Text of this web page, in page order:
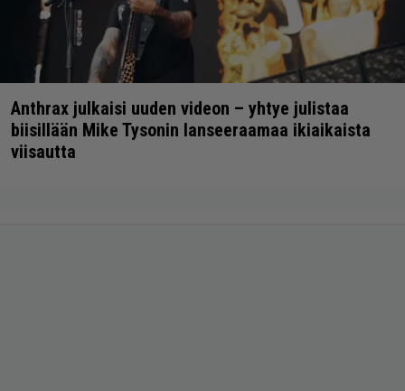
Anthrax julkaisi uuden videon – yhtye julistaa
biisillään Mike Tysonin lanseeraamaa ikiaikaista
viisautta